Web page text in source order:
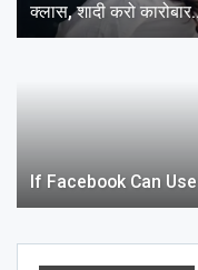
क्लास, शादी करो
If Facebook Can